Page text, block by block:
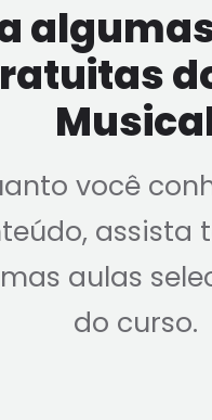
você
assista
aulas
do curso.